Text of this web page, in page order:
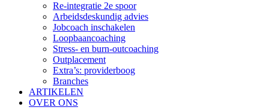
Re-integratie 2e spoor
Arbeidsdeskundig advies
Jobcoach inschakelen
Loopbaancoaching
Stress- en burn-outcoaching
Outplacement
Extra’s: providerboog
Branches
ARTIKELEN
OVER ONS